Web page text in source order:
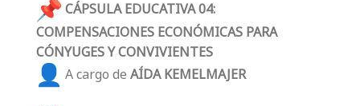
CÁPSULA EDUCATIVA 04:
COMPENSACIONES ECONÓMICAS PARA
CÓNYUGES Y CONVIVIENTES
A cargo deAÍDA KEMELMAJER